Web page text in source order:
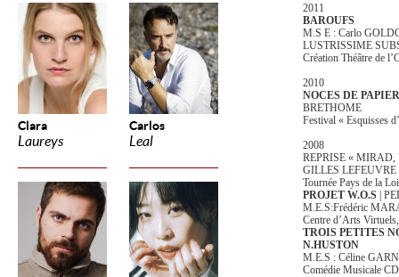
Clara
Laureys
Carlos
Leal
2011
BAROUFS
M.S E : Carlo
LUSTRISSIME
Création Théâtre de
2010
NOCES DE PAPIER
BRETHOME
Festival « Esquisses
2008
REPRISE «
GILLES LEFEUVRE
Tournée Pays de la
PROJET W.O.S |
M.E.S:Frédéric
Centre d’Arts
TROIS PETITES
N.HUSTON
M.E.S : Céline
Comédie Musicale